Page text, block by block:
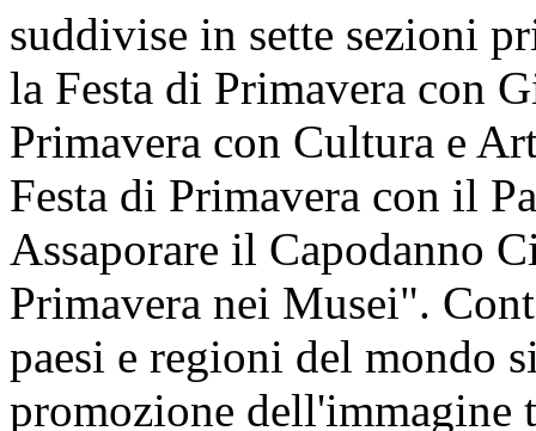
suddivise in sette sezioni
la Festa di Primavera con
Primavera con Cultura e
Festa di Primavera con il
Assaporare il Capodanno
Primavera nei Musei".
paesi e regioni del mondo
promozione dell'immagine